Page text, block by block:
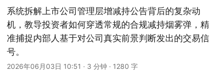
系统拆解上市公司管理层增减持公告背后的复杂动
机，教导投资者如何穿透常规的合规减持烟雾弹，精
准捕捉内部人基于对公司真实前景判断发出的交易信
号。
2026年06月03日 10:51 · 3 分钟 · 1280 字